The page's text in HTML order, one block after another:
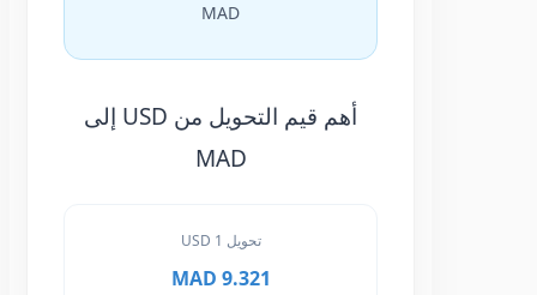
أهم قيم التحويل من USD إلى
MAD
تحويل 1 USD
9.321 MAD